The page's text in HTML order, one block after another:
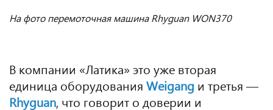
На фотоперемоточная машина Rhyguan WON370
В компании «Латика» это уже вторая
единица оборудования Weigang и третья —
Rhyguan, что говорит о доверии и